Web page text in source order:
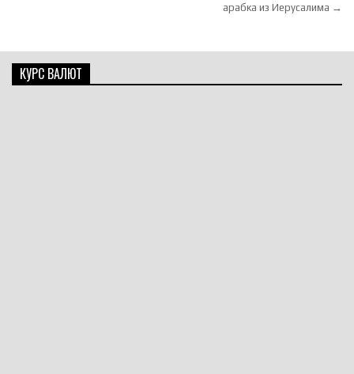
арабка из Иерусалима →
КУРС ВАЛЮТ